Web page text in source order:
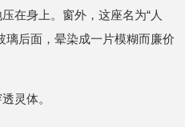
在身上。窗外，这座名为“人
璃后面，晕染成一片模糊而廉价
灵体。